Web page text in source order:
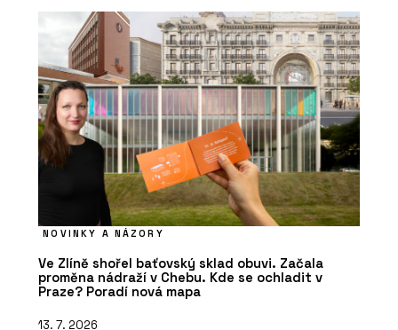
NOVINKY A NÁZORY
Ve Zlíně shořel baťovský sklad obuvi. Začala
proměna nádraží v Chebu. Kde se ochladit v
Praze? Poradí nová mapa
13. 7. 2026